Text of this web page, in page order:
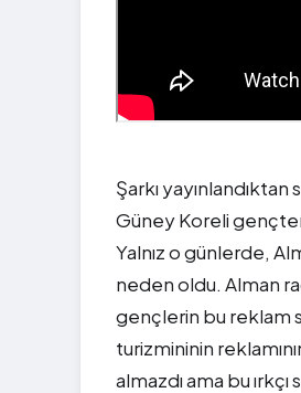
Şarkı
Güney Koreli
Yalnız o günlerde,
neden oldu. Alman
gençlerin bu reklam
turizmininin
almazdı ama bu